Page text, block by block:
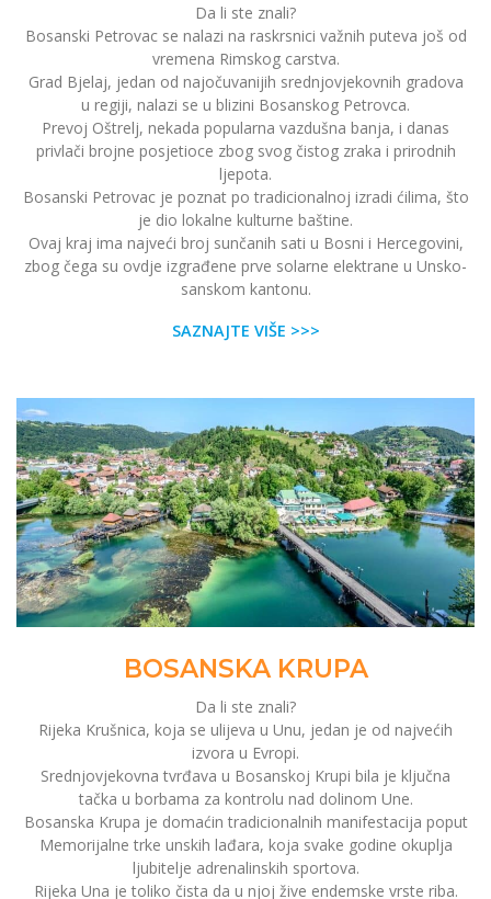
Da li ste znali?
Bosanski Petrovac se nalazi na raskrsnici važnih puteva još od
vremena Rimskog carstva.
Grad Bjelaj, jedan od najočuvanijih srednjovjekovnih gradova
u regiji, nalazi se u blizini Bosanskog Petrovca.
Prevoj Oštrelj, nekada popularna vazdušna banja, i danas
privlači brojne posjetioce zbog svog čistog zraka i prirodnih
ljepota.
Bosanski Petrovac je poznat po tradicionalnoj izradi ćilima, što
je dio lokalne kulturne baštine.
Ovaj kraj ima najveći broj sunčanih sati u Bosni i Hercegovini,
zbog čega su ovdje izgrađene prve solarne elektrane u Unsko-
sanskom kantonu.
SAZNAJTE VIŠE >>>
BOSANSKA KRUPA
Da li ste znali?
Rijeka Krušnica, koja se ulijeva u Unu, jedan je od najvećih
izvora u Evropi.
Srednjovjekovna tvrđava u Bosanskoj Krupi bila je ključna
tačka u borbama za kontrolu nad dolinom Une.
Bosanska Krupa je domaćin tradicionalnih manifestacija poput
Memorijalne trke unskih lađara, koja svake godine okuplja
ljubitelje adrenalinskih sportova.
Rijeka Una je toliko čista da u njoj žive endemske vrste riba.